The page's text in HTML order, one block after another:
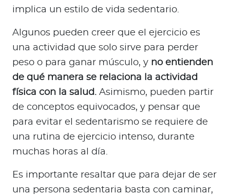
implica un estilo de vida sedentario.
Algunos pueden creer que el ejercicio es
una actividad que solo sirve para perder
peso o para ganar músculo, y no entienden
de qué manera se relaciona la actividad
física con la salud. Asimismo, pueden partir
de conceptos equivocados, y pensar que
para evitar el sedentarismo se requiere de
una rutina de ejercicio intenso, durante
muchas horas al día.
Es importante resaltar que para dejar de ser
una persona sedentaria basta con caminar,